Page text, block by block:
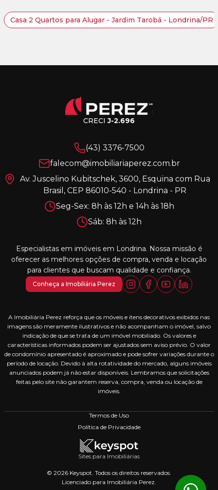
Casa 2 Quartos para Alugar - Jardim Tarobá - Londrina/PR
CRECIJ-2.696
(43) 3376-7500
falecom@imobiliariaperez.com.br
Av. Juscelino Kubitschek, 3600, Esquina com Rua
Brasil, CEP 86010-540 - Londrina - PR
Seg-Sex: 8h às 12h e 14h às 18h
Sáb: 8h às 12h
Especialistas em imóveis em Londrina. Nossa missão é
oferecer as melhores opções de compra, venda e locação
para clientes que buscam qualidade e confiança.
Conheça a Imobiliária Perez
A Imobiliária Perez reforça que os móveis e itens decorativos exibidos nas
imagens são meramente ilustrativos e não acompanham o imóvel, salvo
indicação de que se trata de um imóvel mobiliado. Os valores e
características informados podem ser ajustados sem aviso prévio. O valor
de condomínio apresentado é aproximado e pode sofrer variações durante o
período de locação. Devido à alta rotatividade do mercado, alguns imóveis
anunciados podem já não estar disponíveis. Lembramos que solicitações
feitas pelo site não garantem reserva, compra, venda ou locação de
imóveis.
Termos de Uso
Política de Privacidade
Sites para Imobiliárias
© 2026 Keyspot. Todos os direitos reservados.
Licenciado para Imobiliária Perez.